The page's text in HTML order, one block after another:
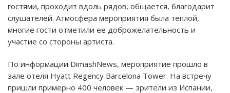
гостями, проходит вдоль рядов, общается, благодарит
слушателей. Атмосфера мероприятия была теплой,
многие гости отметили ее доброжелательность и
участие со стороны артиста.
По информации DimashNews, мероприятие прошло в
зале отеля Hyatt Regency Barcelona Tower. На встречу
пришли примерно 400 человек — зрители из Испании,